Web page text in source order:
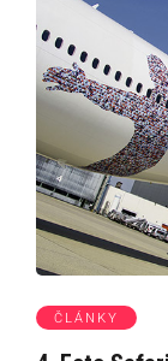
ČLÁNKY